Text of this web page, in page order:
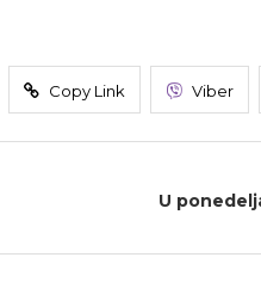
Copy Link Viber
U